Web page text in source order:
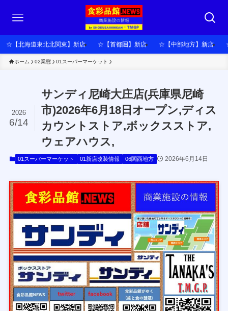
☆【北海道東北北関東】新店 ☆【首都圏】新店 ☆【中部地方】新店
ホーム 02業態 01スーパーマーケット
サンディ尼崎大庄店(兵庫県尼崎
市)2026年6月18日オープン,ディス
カウントストア,ボックスストア,
ウェアハウス,
2026
6/14
01スーパーマーケット 01新店改装情報 06関西地方 2026年6月14日